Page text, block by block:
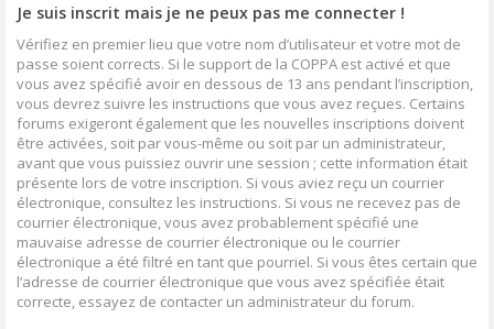
Je suis inscrit mais je ne peux pas me connecter !
Vérifiez en premier lieu que votre nom d’utilisateur et votre mot de
passe soient corrects. Si le support de la COPPA est activé et que
vous avez spécifié avoir en dessous de 13 ans pendant l’inscription,
vous devrez suivre les instructions que vous avez reçues. Certains
forums exigeront également que les nouvelles inscriptions doivent
être activées, soit par vous-même ou soit par un administrateur,
avant que vous puissiez ouvrir une session ; cette information était
présente lors de votre inscription. Si vous aviez reçu un courrier
électronique, consultez les instructions. Si vous ne recevez pas de
courrier électronique, vous avez probablement spécifié une
mauvaise adresse de courrier électronique ou le courrier
électronique a été filtré en tant que pourriel. Si vous êtes certain que
l’adresse de courrier électronique que vous avez spécifiée était
correcte, essayez de contacter un administrateur du forum.